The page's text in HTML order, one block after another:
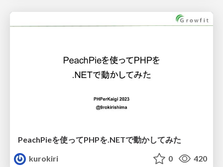
PeachPieを使ってPHPを.NETで動かしてみた
kurokiri
0 420